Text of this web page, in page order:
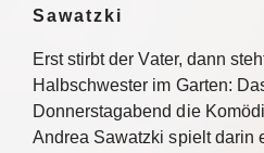
Sawatzki
Erst stirbt der Vater, dann
Halbschwester im Garten:
Donnerstagabend die
Andrea Sawatzki spielt darin